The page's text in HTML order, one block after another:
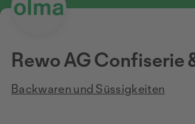
Rewo AG Confiserie
Backwaren und Süssigkeiten